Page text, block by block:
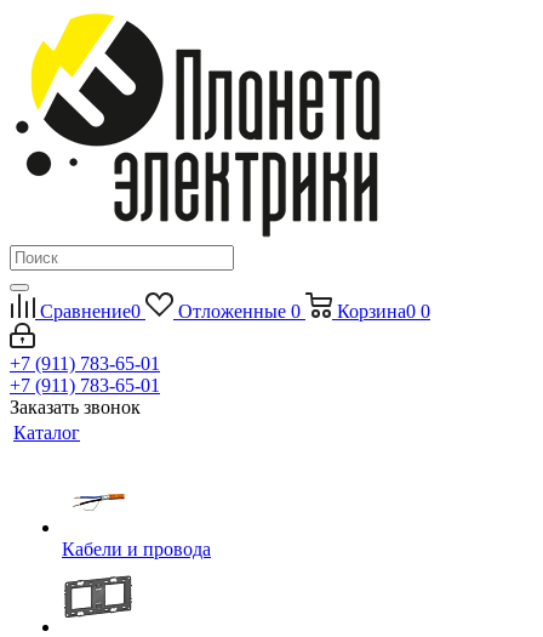
Сравнение0 Отложенные 0 Корзина0 0
+7 (911) 783-65-01
+7 (911) 783-65-01
Заказать звонок
Каталог
Кабели и провода